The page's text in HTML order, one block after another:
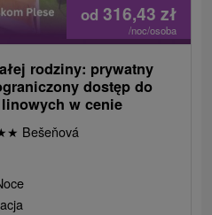
od 316,43 zł
/noc/osoba
rodziny: prywatny
dostęp do
w cenie
★ Bešeňová